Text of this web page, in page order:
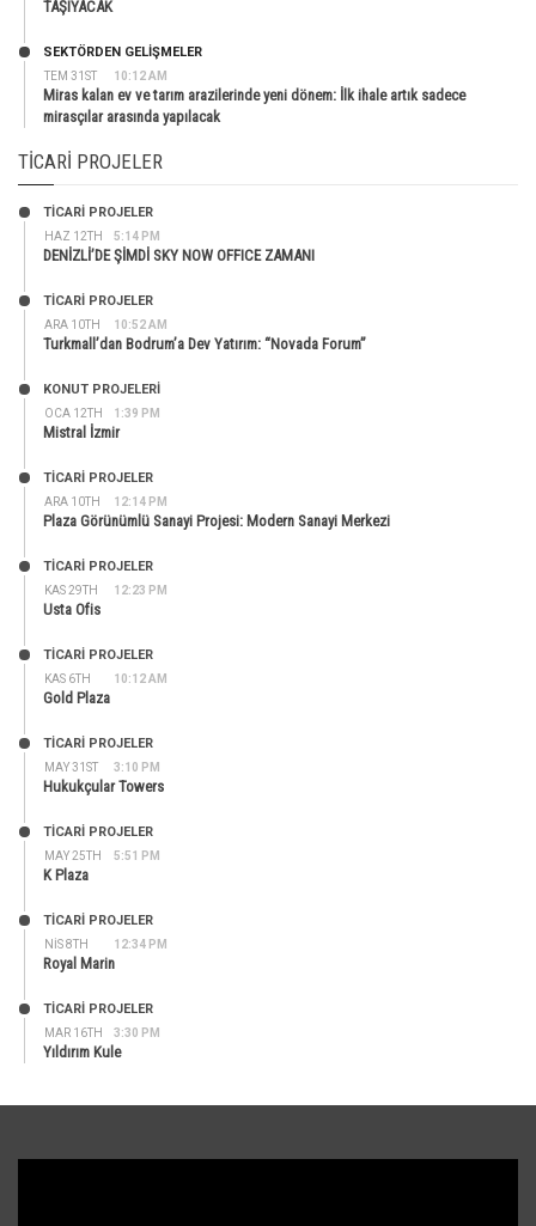
TAŞIYACAK
TEM 31ST 10:12 AM
SEKTÖRDEN GELIŞMELER
Miras kalan ev ve tarım arazilerinde yeni dönem: İlk ihale artık sadece
mirasçılar arasında yapılacak
TICARI PROJELER
HAZ 12TH 5:14 PM
TİCARİ PROJELER
DENİZLİ’DE ŞİMDİ SKY NOW OFFICE ZAMANI
ARA 10TH 10:52 AM
TİCARİ PROJELER
Turkmall’dan Bodrum’a Dev Yatırım: “Novada Forum”
OCA 12TH 1:39 PM
KONUT PROJELERI
Mistral İzmir
ARA 10TH 12:14 PM
TİCARİ PROJELER
Plaza Görünümlü Sanayi Projesi: Modern Sanayi Merkezi
KAS 29TH 12:23 PM
TİCARİ PROJELER
Usta Ofis
KAS 6TH 10:12 AM
TİCARİ PROJELER
Gold Plaza
MAY 31ST 3:10 PM
TİCARİ PROJELER
Hukukçular Towers
MAY 25TH 5:51 PM
TİCARİ PROJELER
K Plaza
NIS 8TH 12:34 PM
TİCARİ PROJELER
Royal Marin
MAR 16TH 3:30 PM
TİCARİ PROJELER
Yıldırım Kule